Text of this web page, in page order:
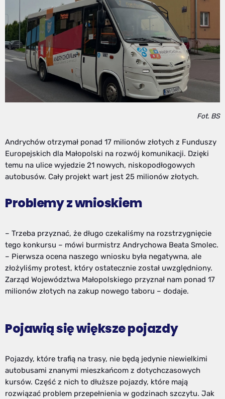
Fot. BS
Andrychów otrzymał ponad 17 milionów złotych z Funduszy
Europejskich dla Małopolski na rozwój komunikacji. Dzięki
temu na ulice wyjedzie 21 nowych, niskopodłogowych
autobusów. Cały projekt wart jest 25 milionów złotych.
Problemy z wnioskiem
– Trzeba przyznać, że długo czekaliśmy na rozstrzygnięcie
tego konkursu – mówi burmistrz Andrychowa Beata Smolec.
– Pierwsza ocena naszego wniosku była negatywna, ale
złożyliśmy protest, który ostatecznie został uwzględniony.
Zarząd Województwa Małopolskiego przyznał nam ponad 17
milionów złotych na zakup nowego taboru – dodaje.
Pojawią się większe pojazdy
Pojazdy, które trafią na trasy, nie będą jedynie niewielkimi
autobusami znanymi mieszkańcom z dotychczasowych
kursów. Część z nich to dłuższe pojazdy, które mają
rozwiązać problem przepełnienia w godzinach szczytu. Jak